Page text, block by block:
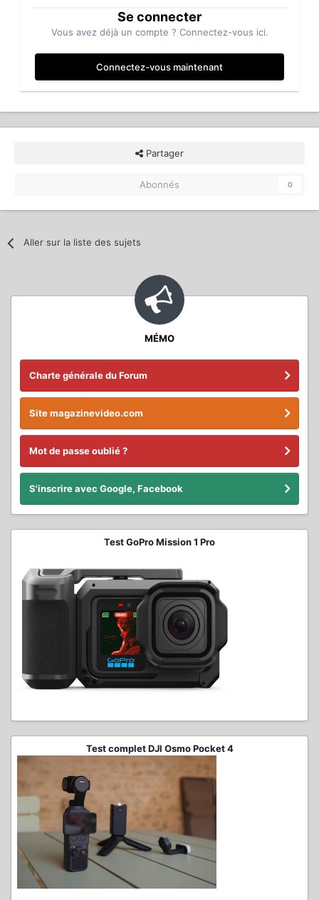
Se connecter
Vous avez déjà un compte ? Connectez-vous ici.
Connectez-vous maintenant
Partager
Abonnés 0
Aller sur la liste des sujets
MÉMO
Charte générale du Forum
Site magazinevideo.com
Mot de passe oublié ?
S'inscrire avec Google, Facebook
Test GoPro Mission 1 Pro
Test complet DJI Osmo Pocket 4